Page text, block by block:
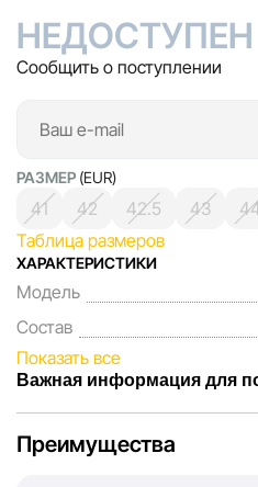
НЕДОСТУПЕН
Сообщить о поступлении
РАЗМЕР (EUR)
41 42 42.5 43
Таблица размеров
ХАРАКТЕРИСТИКИ
Модель
Состав
Показать все
Важная информация для
наших покупателей. Каждый
Преимущества